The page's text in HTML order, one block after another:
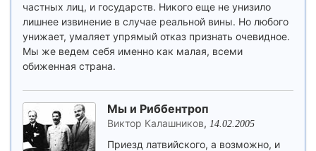
частных лиц, и государств. Никого еще не унизило
лишнее извинение в случае реальной вины. Но любого
унижает, умаляет упрямый отказ признать очевидное.
Мы же ведем себя именно как малая, всеми
обиженная страна.
Мы и Риббентроп
Виктор Калашников, 14.02.2005
Приезд латвийского, а возможно, и